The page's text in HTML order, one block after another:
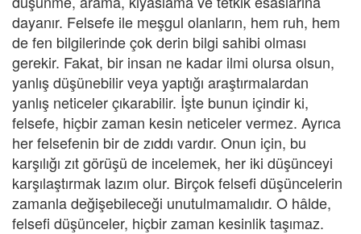
dayanır. Felsefe ile meşgul olanların, hem ruh, hem
de fen bilgilerinde çok derin bilgi sahibi olması
gerekir. Fakat, bir insan ne kadar ilmi olursa olsun,
yanlış düşünebilir veya yaptığı araştırmalardan
yanlış neticeler çıkarabilir. İşte bunun içindir ki,
felsefe, hiçbir zaman kesin neticeler vermez. Ayrıca
her felsefenin bir de zıddı vardır. Onun için, bu
karşılığı zıt görüşü de incelemek, her iki düşünceyi
karşılaştırmak lazım olur. Birçok felsefi düşüncelerin
zamanla değişebileceği unutulmamalıdır. O hâlde,
felsefi düşünceler, hiçbir zaman kesinlik taşımaz.